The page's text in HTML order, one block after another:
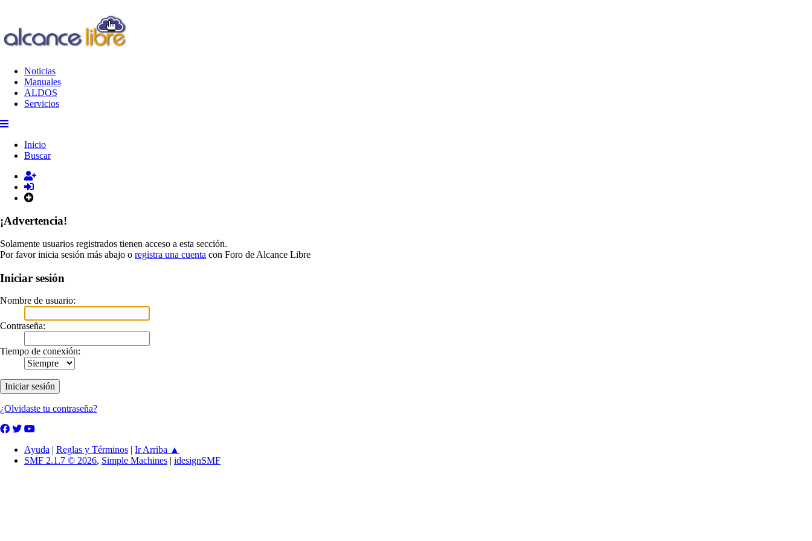
Noticias
Manuales
ALDOS
Servicios
Inicio
Buscar
¡Advertencia!
Solamente usuarios registrados tienen acceso a esta sección.
Por favor inicia sesión más abajo o registra una cuenta con Foro de Alcance Libre
Iniciar sesión
Nombre de usuario:
Contraseña:
Tiempo de conexión:
¿Olvidaste tu contraseña?
Ayuda | Reglas y Términos | Ir Arriba ▲
SMF 2.1.7 © 2026, Simple Machines | idesignSMF